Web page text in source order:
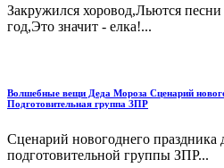
Закружился хоровод,Льются
год,Это значит - елка!...
Волшебные вещи Деда Мороза Сценарий
Подготовительная группа ЗПР
Сценарий новогоднего праздника
подготовительной группы ЗПР...